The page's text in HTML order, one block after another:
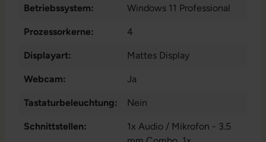
Betriebssystem: Windows 11 Professional
Prozessorkerne: 4
Displayart: Mattes Display
Webcam: Ja
Tastaturbeleuchtung: Nein
Schnittstellen:
1x Audio / Mikrofon - 3.5